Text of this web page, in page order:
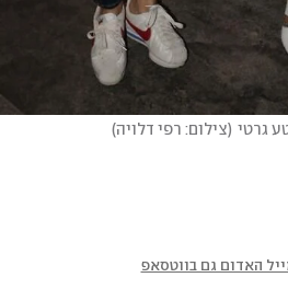
גרטי (צילום: רפי דלויה)
האדום גם בווטסאפ